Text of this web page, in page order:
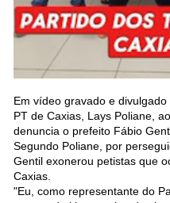
Em vídeo gravado e
PT de Caxias, Lays Poliane,
denuncia o prefeito Fábio
Segundo Poliane, por
Gentil exonerou petistas que
Caxias.
"Eu, como representante do